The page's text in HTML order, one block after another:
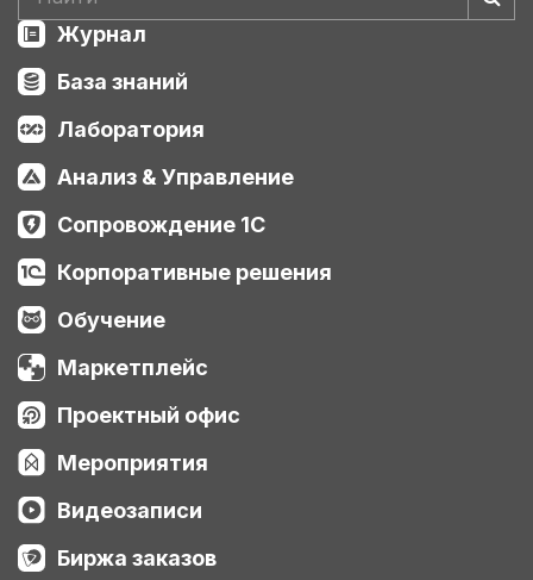
Журнал
База знаний
Лаборатория
Анализ & Управление
Сопровождение 1С
Корпоративные решения
Обучение
Маркетплейс
Проектный офис
Мероприятия
Видеозаписи
Биржа заказов